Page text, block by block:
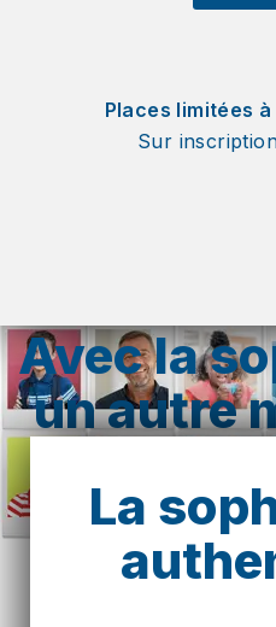
Places limitées
Sur
Avec la
un autre
La